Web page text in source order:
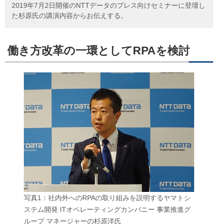
2019年7月2日開催のNTTデータのプレス向けセミナーに登壇し
た杉原氏の講演内容からお伝えする。
働き方改革の一環としてRPAを検討
写真1：社内外へのRPAの取り組みを説明するヤマトシ
ステム開発 ITオペレーティングカンパニー 事業推進グ
ループ マネージャーの杉原洋氏